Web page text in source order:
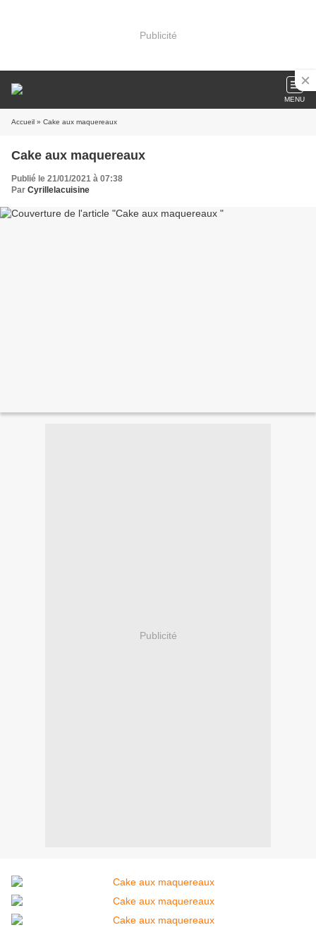
Publicité
MENU
Accueil » Cake aux maquereaux
Cake aux maquereaux
Publié le 21/01/2021 à 07:38
Par Cyrillelacuisine
Publicité